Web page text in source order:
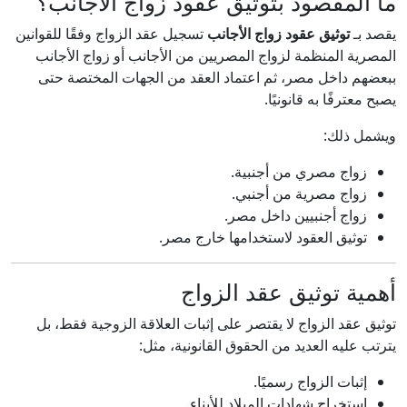
يقصد بـتوثيق عقود زواج الأجانب تسجيل عقد الزواج وفقًا للقوانين
المصرية المنظمة لزواج المصريين من الأجانب أو زواج الأجانب
ببعضهم داخل مصر، ثم اعتماد العقد من الجهات المختصة حتى
يصبح معترفًا به قانونيًا.
ويشمل ذلك:
زواج مصري من أجنبية.
زواج مصرية من أجنبي.
زواج أجنبيين داخل مصر.
توثيق العقود لاستخدامها خارج مصر.
أهمية توثيق عقد الزواج
توثيق عقد الزواج لا يقتصر على إثبات العلاقة الزوجية فقط، بل
يترتب عليه العديد من الحقوق القانونية، مثل:
إثبات الزواج رسميًا.